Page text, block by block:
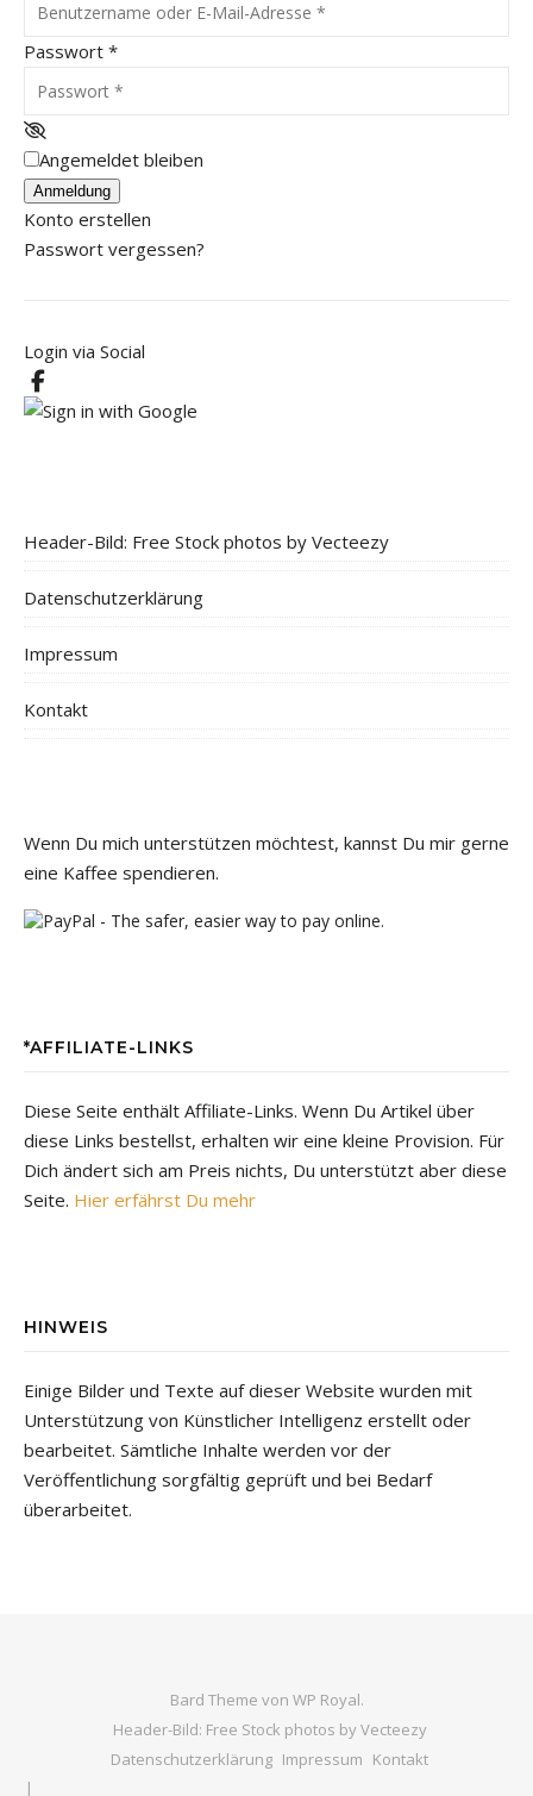
Passwort *
Angemeldet bleiben
Anmeldung
Konto erstellen
Passwort vergessen?
Login via Social
Header-Bild: Free Stock photos by Vecteezy
Datenschutzerklärung
Impressum
Kontakt
Wenn Du mich unterstützen möchtest, kannst Du mir gerne
eine Kaffee spendieren.
*AFFILIATE-LINKS
Diese Seite enthält Affiliate-Links. Wenn Du Artikel über
diese Links bestellst, erhalten wir eine kleine Provision. Für
Dich ändert sich am Preis nichts, Du unterstützt aber diese
Seite. Hier erfährst Du mehr
HINWEIS
Einige Bilder und Texte auf dieser Website wurden mit
Unterstützung von Künstlicher Intelligenz erstellt oder
bearbeitet. Sämtliche Inhalte werden vor der
Veröffentlichung sorgfältig geprüft und bei Bedarf
überarbeitet.
Bard Theme von WP Royal.
Header-Bild: Free Stock photos by Vecteezy
Datenschutzerklärung Impressum Kontakt